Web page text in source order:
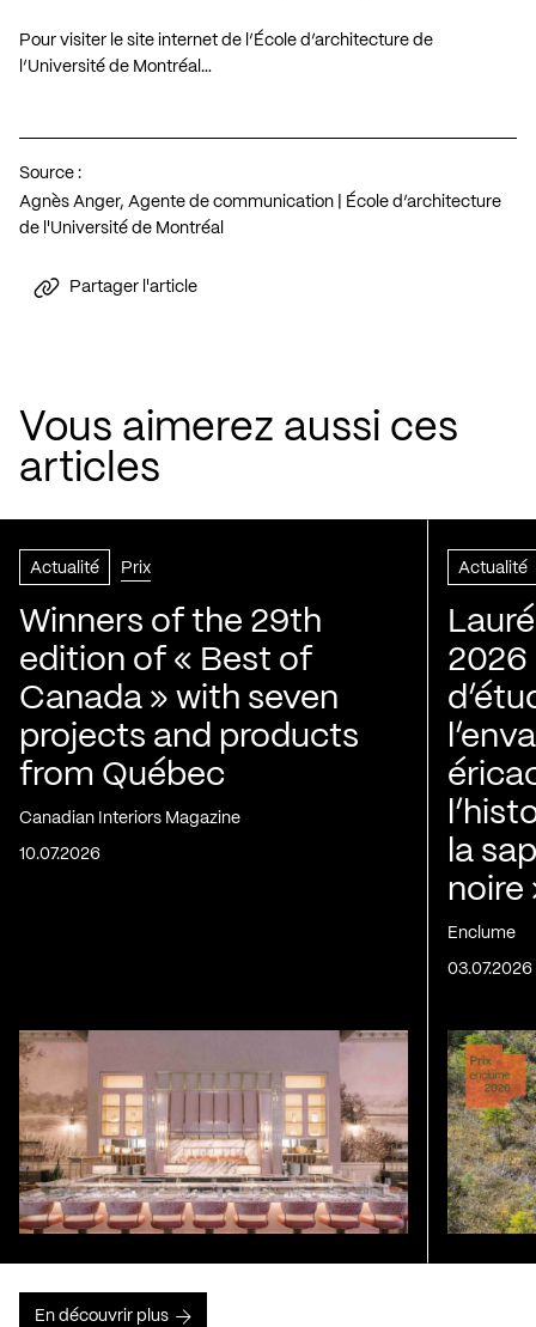
Pour visiter le site internet de l’École d’architecture de
l’Université de Montréal…
Source :
Agnès Anger, Agente de communication | École d’architecture
de l'Université de Montréal
Partager l'article
Vous aimerez aussi ces
articles
Actualité Prix
Winners of the 29th
edition of « Best of
Canada » with seven
projects and products
from Québec
Canadian Interiors Magazine
10.07.2026
Actualité
2026
la
noire
Enclume
03.07.2026
En découvrir plus